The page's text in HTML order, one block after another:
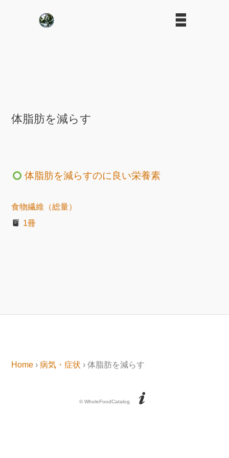
体脂肪を減らす
体脂肪を減らすのに良い栄養素
食物繊維（総量）
1冊
Home ›病気・症状 › 体脂肪を減らす
© WholeFoodCatalog